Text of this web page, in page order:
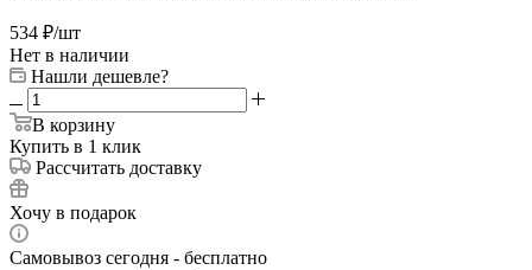
534 ₽/шт
Нет в наличии
Нашли дешевле?
В корзину
Купить в 1 клик
Рассчитать доставку
Хочу в подарок
Самовывоз сегодня - бесплатно